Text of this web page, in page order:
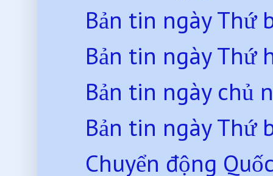
Bản tin ngày Thứ
Bản tin ngày Thứ
Bản tin ngày chủ
Bản tin ngày Thứ
Chuyển động